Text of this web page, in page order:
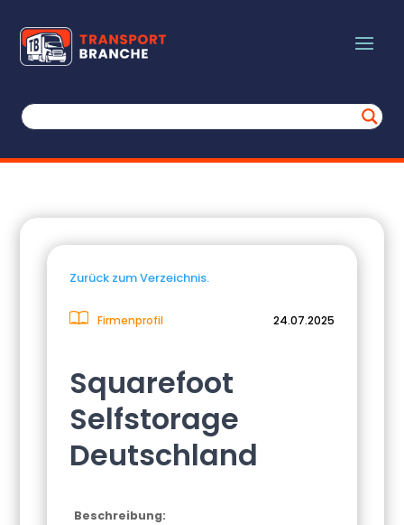
Zurück zum Verzeichnis.
Firmenprofil 24.07.2025
Squarefoot
Selfstorage
Deutschland
Beschreibung: